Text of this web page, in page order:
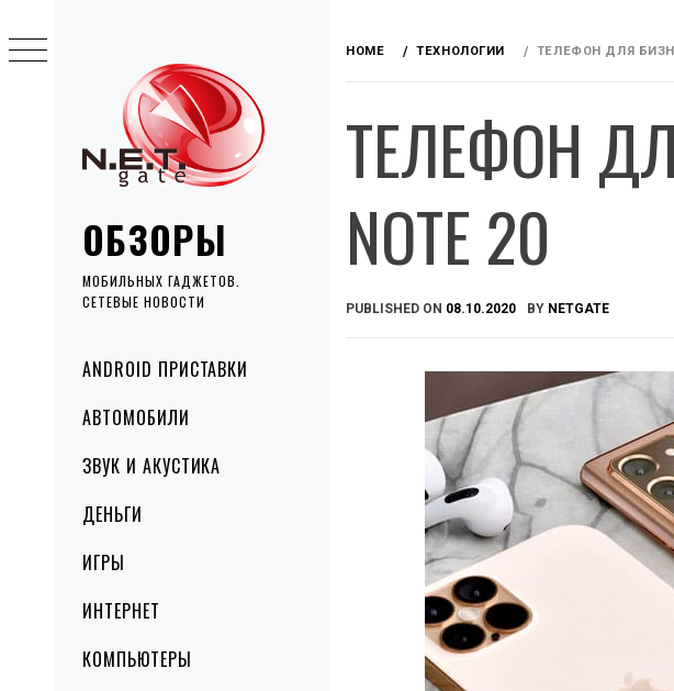
ОБЗОРЫ
МОБИЛЬНЫХ ГАДЖЕТОВ.
СЕТЕВЫЕ НОВОСТИ
Primary
Menu
ANDROID ПРИСТАВКИ
АВТОМОБИЛИ
ЗВУК И АКУСТИКА
ДЕНЬГИ
ИГРЫ
ИНТЕРНЕТ
КОМПЬЮТЕРЫ
to
content
HOME ТЕХНОЛОГИИ ТЕЛЕФОН ДЛЯ
ТЕЛЕФОН
NOTE 20
PUBLISHED ON 08.10.2020 BY NETGATE